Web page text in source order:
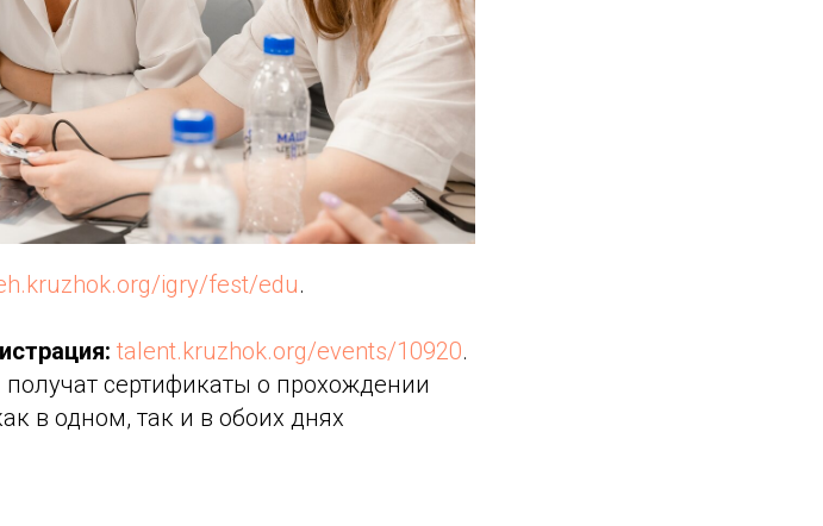
igry/fest/edu.
talent.kruzhok.org/events/10920.
сертификаты о прохождении
в одном, так и в обоих днях